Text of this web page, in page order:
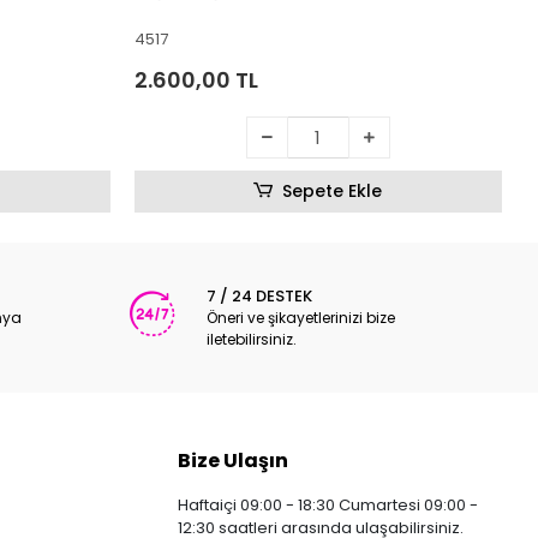
4517
2.600,00 TL
Sepete Ekle
7 / 24 DESTEK
Öneri ve şikayetlerinizi bize
iletebilirsiniz.
Bize Ulaşın
Haftaiçi 09:00 - 18:30 Cumartesi 09:00 -
12:30 saatleri arasında ulaşabilirsiniz.